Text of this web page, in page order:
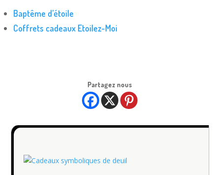
Baptême d’étoile
Coffrets cadeaux Etoilez-Moi
Partagez nous